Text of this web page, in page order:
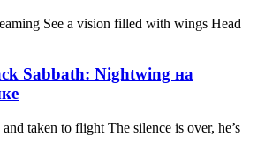
See a vision filled with wings Head
Sabbath: Nightwing на
taken to flight The silence is over, he’s